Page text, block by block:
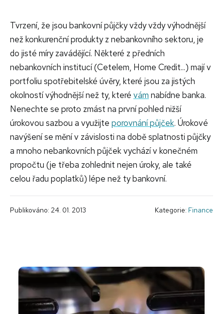
Tvrzení, že jsou bankovní půjčky vždy vždy výhodnější
než konkurenční produkty z nebankovního sektoru, je
do jisté míry zavádějící. Některé z předních
nebankovních institucí (Cetelem, Home Credit...) mají v
portfoliu spotřebitelské úvěry, které jsou za jistých
okolností výhodnější než ty, které vám nabídne banka.
Nenechte se proto zmást na první pohled nižší
úrokovou sazbou a využijte porovnání půjček. Úrokové
navýšení se mění v závislosti na době splatnosti půjčky
a mnoho nebankovních půjček vychází v konečném
propočtu (je třeba zohlednit nejen úroky, ale také
celou řadu poplatků) lépe než ty bankovní.
Publikováno: 24. 01. 2013 Kategorie: Finance